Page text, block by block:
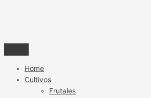
Home
Cultivos
Frutales